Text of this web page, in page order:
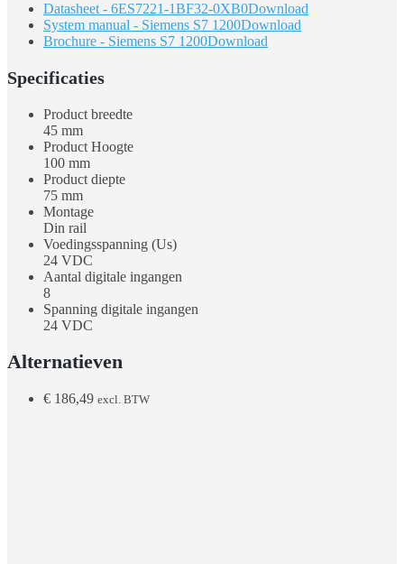
Datasheet - 6ES7221-1BF32-0XB0Download
System manual - Siemens S7 1200Download
Brochure - Siemens S7 1200Download
Specificaties
Product breedte
45 mm
Product Hoogte
100 mm
Product diepte
75 mm
Montage
Din rail
Voedingsspanning (Us)
24 VDC
Aantal digitale ingangen
8
Spanning digitale ingangen
24 VDC
Alternatieven
€ 186,49 excl. BTW